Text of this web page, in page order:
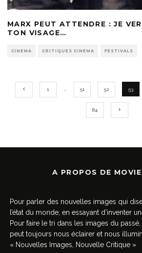
MARX PEUT ATTENDRE : JE
TON VISAGE…
CINEMA CRITIQUES CINEMA FESTIVALS
1 … 51 52 53
84
A PROPOS DE
Pour parler des nouvelles images qui
l’état du monde, en essayant d’inventer
Pour faire le tri dans les images du
peut toujours nous éclairer et nous
« Nouvelles Images, Nouvelle Critique »